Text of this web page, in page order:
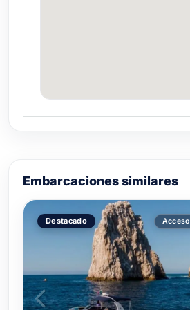
De diciembre a marzo el
plataforma romántica para
masificación de los tours
Experiencias románticas
bordo del My Dream
Dentro de la oferta deyates
el My Dream está diseñado
específicamente para
Embarcaciones similares
Destacado